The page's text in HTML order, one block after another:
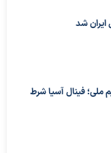
ایران شد
ملی؛ فینال آسیا شرط